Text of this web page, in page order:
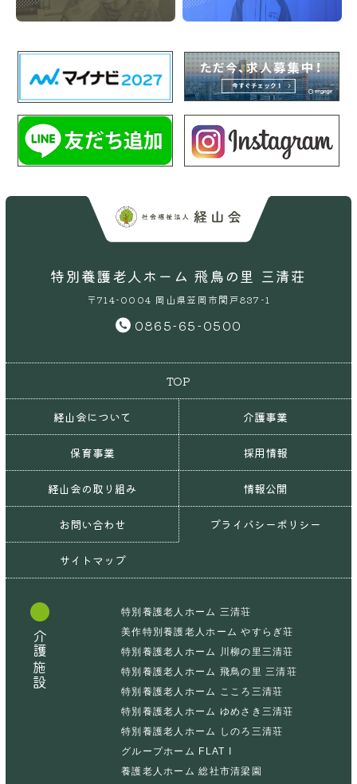
特別養護老人ホーム 飛鳥の里 三清荘
〒714-0004 岡山県笠岡市関戸837-1
0865-65-0500
TOP
経山会について 介護事業
保育事業 採用情報
経山会の取り組み 情報公開
お問い合わせ プライバシーポリシー
サイトマップ
介護施設
特別養護老人ホーム 三清荘
美作特別養護老人ホーム やすらぎ荘
特別養護老人ホーム 川柳の里三清荘
特別養護老人ホーム 飛鳥の里 三清荘
特別養護老人ホーム こころ三清荘
特別養護老人ホーム ゆめさき三清荘
特別養護老人ホーム しのろ三清荘
グループホーム FLAT I
養護老人ホーム 総社市清梁園